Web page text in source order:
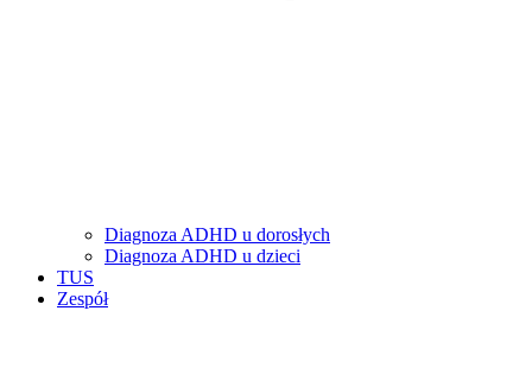
Diagnoza ADHD u dorosłych
Diagnoza ADHD u dzieci
TUS
Zespół